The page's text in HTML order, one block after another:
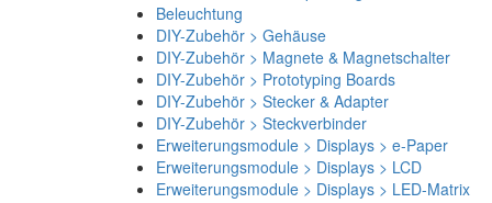
Beleuchtung
DIY-Zubehör > Gehäuse
DIY-Zubehör > Magnete & Magnetschalter
DIY-Zubehör > Prototyping Boards
DIY-Zubehör > Stecker & Adapter
DIY-Zubehör > Steckverbinder
Erweiterungsmodule > Displays > e-Paper
Erweiterungsmodule > Displays > LCD
Erweiterungsmodule > Displays > LED-Matrix